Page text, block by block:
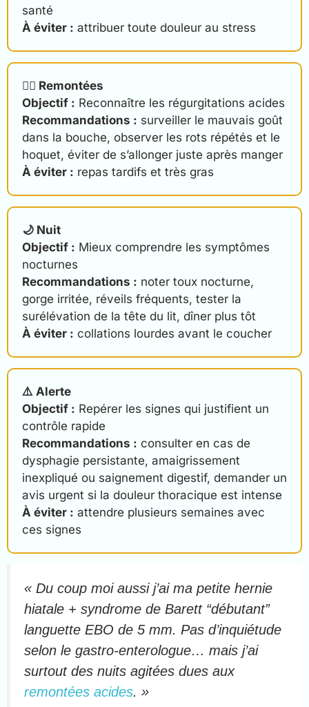
santé
À éviter : attribuer toute douleur au stress
😮‍💨 Remontées
Objectif : Reconnaître les régurgitations acides
Recommandations : surveiller le mauvais goût
dans la bouche, observer les rots répétés et le
hoquet, éviter de s’allonger juste après manger
À éviter : repas tardifs et très gras
🌙 Nuit
Objectif : Mieux comprendre les symptômes
nocturnes
Recommandations : noter toux nocturne,
gorge irritée, réveils fréquents, tester la
surélévation de la tête du lit, dîner plus tôt
À éviter : collations lourdes avant le coucher
⚠️ Alerte
Objectif : Repérer les signes qui justifient un
contrôle rapide
Recommandations : consulter en cas de
dysphagie persistante, amaigrissement
inexpliqué ou saignement digestif, demander un
avis urgent si la douleur thoracique est intense
À éviter : attendre plusieurs semaines avec
ces signes
« Du coup moi aussi j’ai ma petite hernie
hiatale + syndrome de Barett “débutant”
languette EBO de 5 mm. Pas d’inquiétude
selon le gastro-enterologue… mais j’ai
surtout des nuits agitées dues aux
remontées acides. »